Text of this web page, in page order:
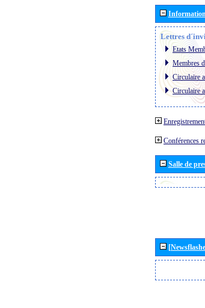
Lettres
Etats
Membres
Circulaire
Circulaire
Conférences
Salle de